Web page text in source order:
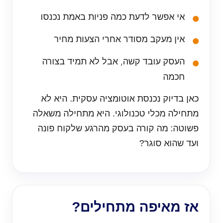
אי אפשר לדעת כמה פניות באמת נכנסו
אין מעקב מסודר אחרי הצעות מחיר
העסק עובד קשה, אבל לא תמיד בצורה
חכמה
כאן בדיוק נכנסת אוטומציה עסקית. היא לא
מתחילה מכלי טכנולוגי. היא מתחילה משאלה
פשוטה: מה קורה בעסק מהרגע שלקוח פונה
ועד שהוא סוגר?
אז מאיפה מתחילים?